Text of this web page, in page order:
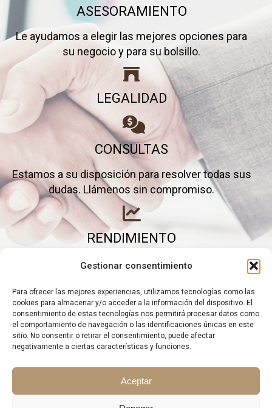
Gestionar consentimiento
Para ofrecer las mejores experiencias, utilizamos tecnologías como las
cookies para almacenar y/o acceder a la información del dispositivo. El
consentimiento de estas tecnologías nos permitirá procesar datos como
el comportamiento de navegación o las identificaciones únicas en este
sitio. No consentir o retirar el consentimiento, puede afectar
negativamente a ciertas características y funciones.
Aceptar
ASESORAMIENTO
Le ayudamos a elegir las mejores opciones para
su negocio y para su bolsillo.
LEGALIDAD
CONSULTAS
Estamos a su disposición para resolver todas sus
dudas. Llámenos sin compromiso.
RENDIMIENTO
Elimine gastos inútiles y saque el máximo partido a